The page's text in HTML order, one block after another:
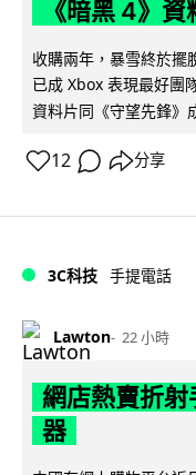
《暗黑 4》
收購兩年，暴雪終於擺
已成 Xbox 表現最好團
資料片同《守望先鋒》
12 分享
3C科技 手提電話
Lawton 22 小時
網店熱賣折
器